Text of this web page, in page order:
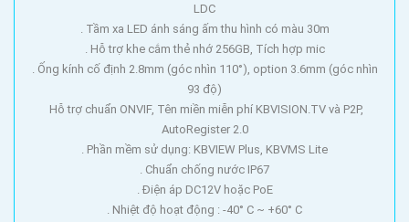
LDC
. Tầm xa LED ánh sáng ấm thu hình có màu 30m
. Hỗ trợ khe cắm thẻ nhớ 256GB, Tích hợp mic
. Ống kính cố định 2.8mm (góc nhìn 110°), option 3.6mm (góc nhìn
93 độ)
Hỗ trợ chuẩn ONVIF, Tên miền miễn phí KBVISION.TV và P2P,
AutoRegister 2.0
. Phần mềm sử dụng: KBVIEW Plus, KBVMS Lite
. Chuẩn chống nước IP67
. Điện áp DC12V hoặc PoE
. Nhiệt độ hoạt động : -40° C ~ +60° C